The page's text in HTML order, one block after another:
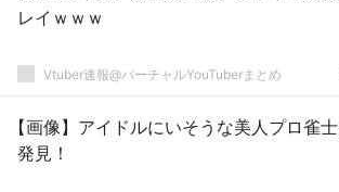
レイｗｗｗ
Vtuber速報@バーチャルYouTuberまとめ
【画像】アイドルにいそうな美人プロ雀
発見！